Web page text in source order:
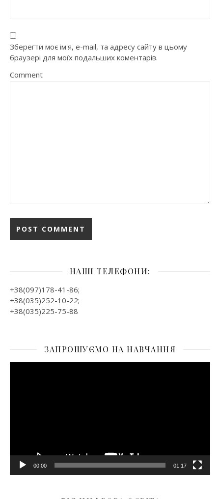
Зберегти моє ім'я, e-mail, та адресу сайту в цьому
браузері для моїх подальших коментарів.
Comment
НАШІ ТЕЛЕФОНИ:
+38(097)178-41-86;
+38(035)252-10-22;
+38(035)225-75-88
ЗАПРОШУЄМО НА НАВЧАННЯ
00:00 01:17